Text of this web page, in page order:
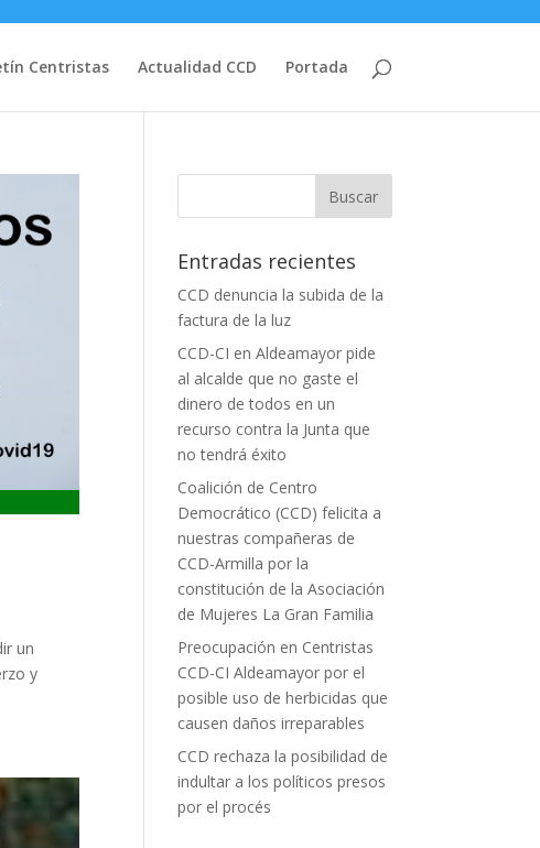
Centristas Actualidad CCD Portada
un
y
Entradas recientes
CCD denuncia la subida de la
factura de la luz
CCD-CI en Aldeamayor pide
al alcalde que no gaste el
dinero de todos en un
recurso contra la Junta que
no tendrá éxito
Coalición de Centro
Democrático (CCD) felicita a
nuestras compañeras de
CCD-Armilla por la
constitución de la Asociación
de Mujeres La Gran Familia
Preocupación en Centristas
CCD-CI Aldeamayor por el
posible uso de herbicidas que
causen daños irreparables
CCD rechaza la posibilidad de
indultar a los políticos presos
por el procés